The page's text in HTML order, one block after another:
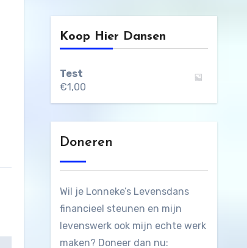
Koop Hier Dansen
Test
€1,00
Doneren
Wil je Lonneke’s Levensdans
financieel steunen en mijn
levenswerk ook mijn echte werk
maken? Doneer dan nu: